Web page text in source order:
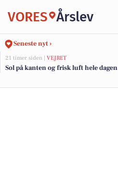
VORES Årslev
Seneste nyt ›
21 timer siden | VEJRET
Sol på kanten og frisk luft hele dagen